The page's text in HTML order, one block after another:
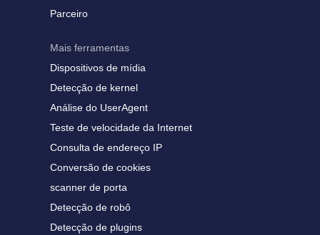
Parceiro
Mais ferramentas
Dispositivos de mídia
Detecção de kernel
Análise do UserAgent
Teste de velocidade da Internet
Consulta de endereço IP
Conversão de cookies
scanner de porta
Detecção de robô
Detecção de plugins